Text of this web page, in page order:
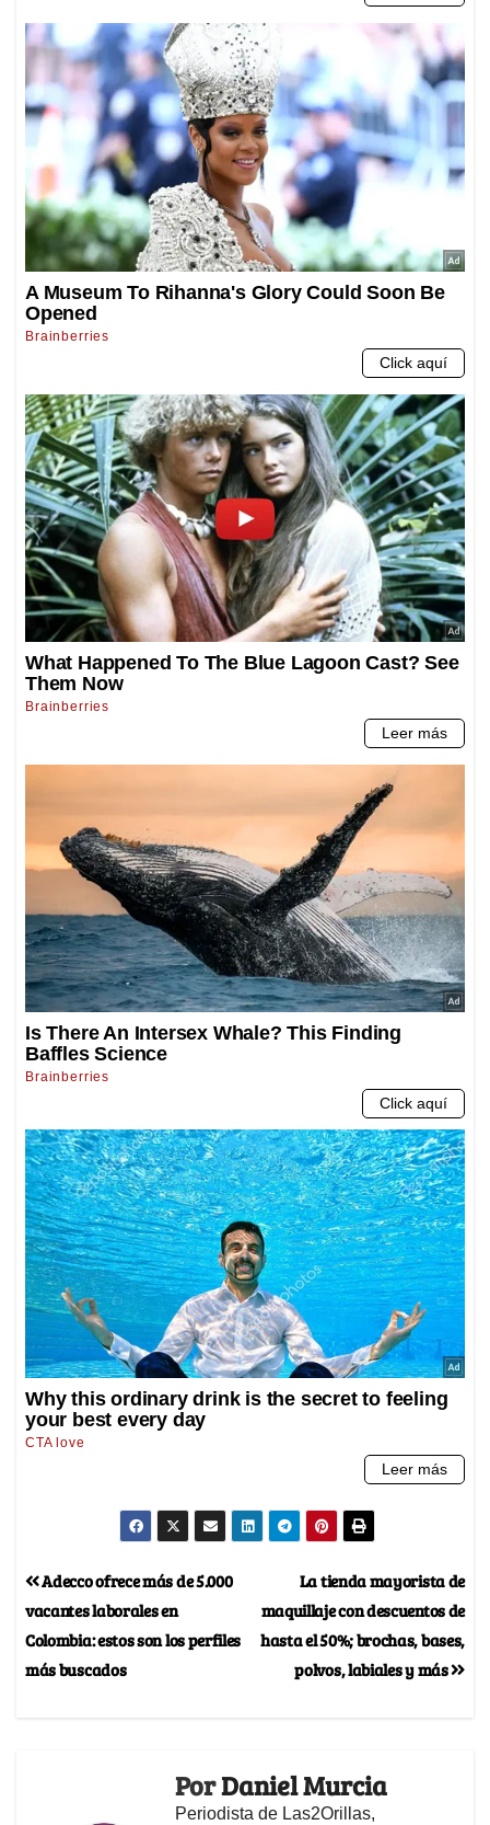
La tienda mayorista de
maquillaje con descuentos de
hasta el 50%; brochas, bases,
polvos, labiales y más
Adecco ofrece más de 5.000
vacantes laborales en
Colombia: estos son los perfiles
más buscados
PorDaniel Murcia
Periodista de Las2Orillas,